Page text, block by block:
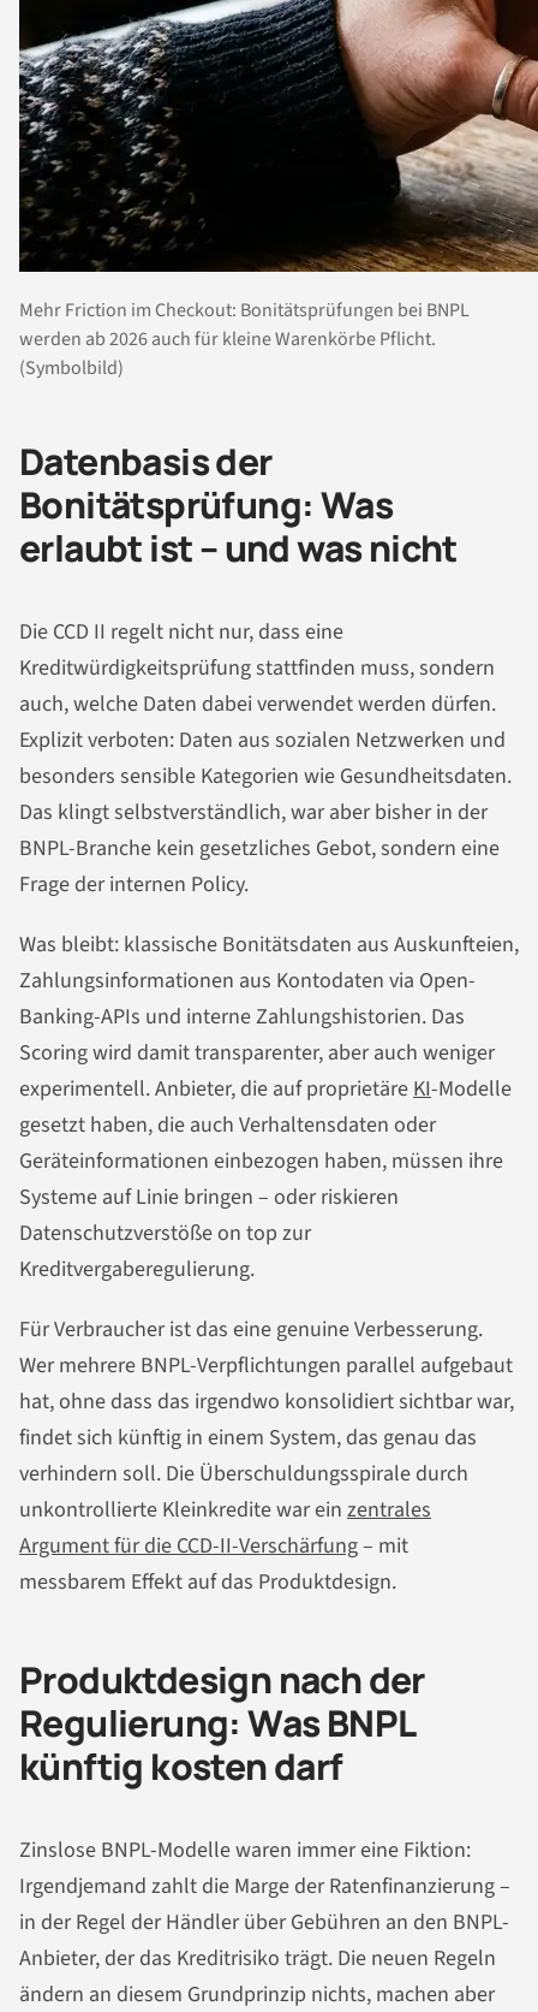
Mehr Friction im Checkout: Bonitätsprüfungen bei BNPL
werden ab 2026 auch für kleine Warenkörbe Pflicht.
(Symbolbild)
Datenbasis der
Bonitätsprüfung: Was
erlaubt ist – und was nicht
Die CCD II regelt nicht nur, dass eine
Kreditwürdigkeitsprüfung stattfinden muss, sondern
auch, welche Daten dabei verwendet werden dürfen.
Explizit verboten: Daten aus sozialen Netzwerken und
besonders sensible Kategorien wie Gesundheitsdaten.
Das klingt selbstverständlich, war aber bisher in der
BNPL-Branche kein gesetzliches Gebot, sondern eine
Frage der internen Policy.
Was bleibt: klassische Bonitätsdaten aus Auskunfteien,
Zahlungsinformationen aus Kontodaten via Open-
Banking-APIs und interne Zahlungshistorien. Das
Scoring wird damit transparenter, aber auch weniger
experimentell. Anbieter, die auf proprietäre KI-Modelle
gesetzt haben, die auch Verhaltensdaten oder
Geräteinformationen einbezogen haben, müssen ihre
Systeme auf Linie bringen – oder riskieren
Datenschutzverstöße on top zur
Kreditvergaberegulierung.
Für Verbraucher ist das eine genuine Verbesserung.
Wer mehrere BNPL-Verpflichtungen parallel aufgebaut
hat, ohne dass das irgendwo konsolidiert sichtbar war,
findet sich künftig in einem System, das genau das
verhindern soll. Die Überschuldungsspirale durch
unkontrollierte Kleinkredite war ein zentrales
Argument für die CCD-II-Verschärfung– mit
messbarem Effekt auf das Produktdesign.
Produktdesign nach der
Regulierung: Was BNPL
künftig kosten darf
Zinslose BNPL-Modelle waren immer eine Fiktion:
Irgendjemand zahlt die Marge der Ratenfinanzierung –
in der Regel der Händler über Gebühren an den BNPL-
Anbieter, der das Kreditrisiko trägt. Die neuen Regeln
ändern an diesem Grundprinzip nichts, machen aber